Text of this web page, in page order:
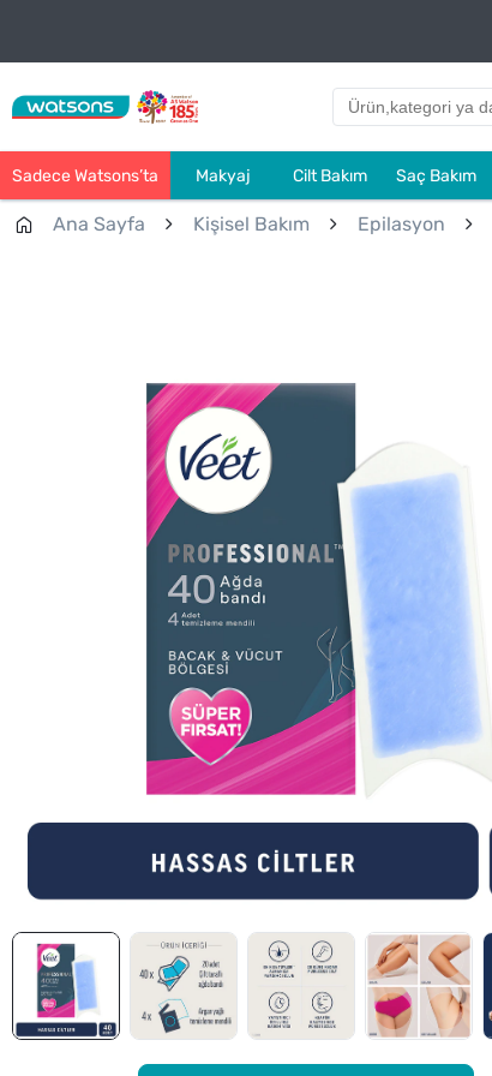
Sadece Watsons’ta Makyaj Cilt Bakım Saç Bakım
Ana Sayfa Kişisel Bakım Epilasyon